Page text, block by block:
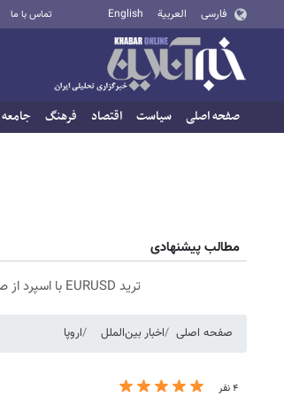
فارسی العربية English تماس با ما
صفحه اصلی سیاست اقتصاد فرهنگ جامعه
مطالب پیشنهادی
ترید EURUSD با اسپرد از صفر پیپ
صفحه اصلی اخبار بین‌الملل اروپا
۴ نفر